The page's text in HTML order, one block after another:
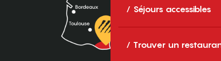
Séjours accessibles
Trouver un